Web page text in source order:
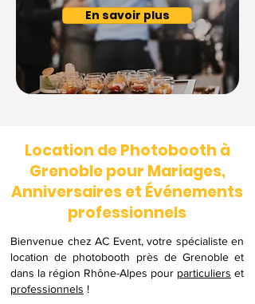
En savoir plus
Location de Photobooth à
Grenoble pour Mariages,
Anniversaires et Événements
professionnels
Bienvenue chez AC Event, votre spécialiste en
location de photobooth près de Grenoble et
dans la région Rhône-Alpes pour particuliers et
professionnels !